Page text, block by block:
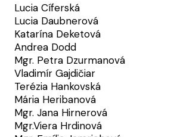
Lucia Cíferská
Lucia Daubnerová
Katarína Deketová
Andrea Dodd
Mgr. Petra Dzurmanová
Vladimír Gajdičiar
Terézia Hankovská
Mária Heribanová
Mgr. Jana Hirnerová
Mgr.Viera Hrdinová